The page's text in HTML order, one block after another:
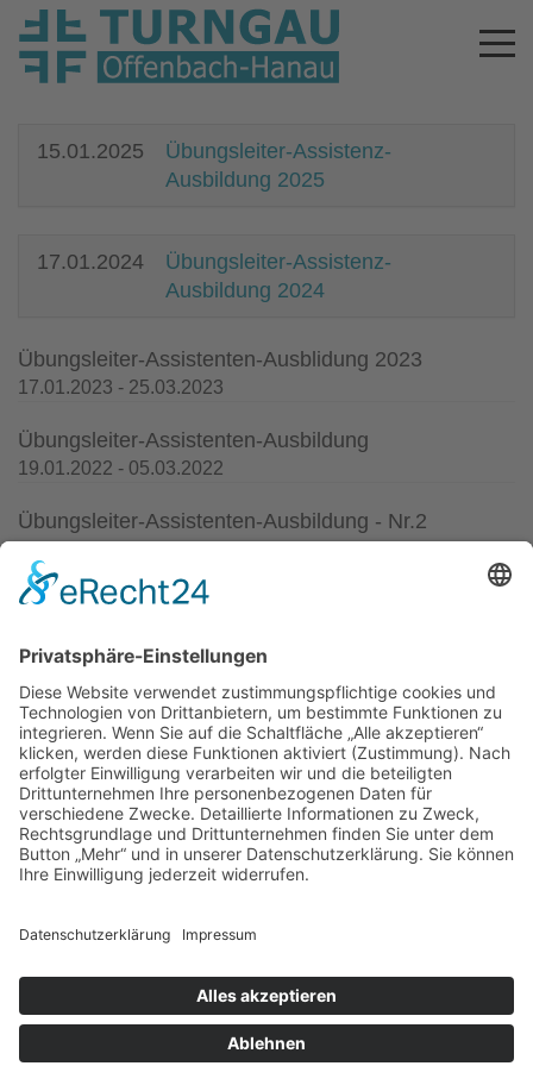
15.01.2025
Übungsleiter-Assistenz-
Ausbildung 2025
17.01.2024
Übungsleiter-Assistenz-
Ausbildung 2024
Übungsleiter-Assistenten-Ausblidung 2023
17.01.2023 - 25.03.2023
Übungsleiter-Assistenten-Ausbildung
19.01.2022 - 05.03.2022
Übungsleiter-Assistenten-Ausbildung - Nr.2
Turngau Offenbach Hanau e.V.
Im Hessischen Turnverband e.V.
Haus des Ehrenamtes und der Jugend
Offenthaler Str. 75
63128 Dietzenbach
posteingang@turngau-offenbach-hanau.de
Weiterführende Infos
Hessische Turnjugend
Deutscher Turner-Bund